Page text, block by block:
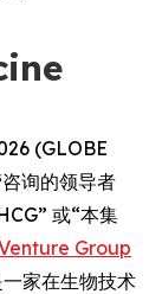
(GLOBE
询的领导者
或“本集
Group
家在生物技术